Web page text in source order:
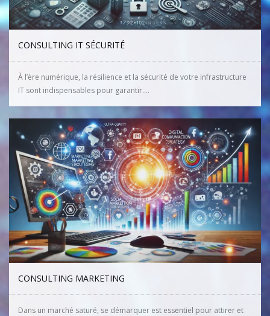
CONSULTING IT SÉCURITÉ
À l’ère numérique, la résilience et la sécurité de votre infrastructure
IT sont indispensables pour garantir....
CONSULTING MARKETING
Dans un marché saturé, se démarquer est essentiel pour attirer et